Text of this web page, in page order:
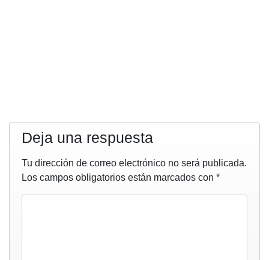
Deja una respuesta
Tu dirección de correo electrónico no será publicada.
Los campos obligatorios están marcados con *